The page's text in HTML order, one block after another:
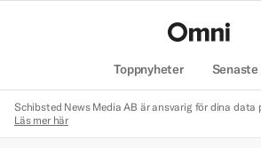
Toppnyheter
Schibsted News Media AB är ansvarig för dina data
Läs mer här